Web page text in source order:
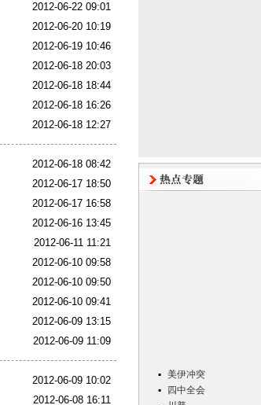
2012-06-22 09:01
2012-06-20 10:19
2012-06-19 10:46
2012-06-18 20:03
2012-06-18 18:44
2012-06-18 16:26
2012-06-18 12:27
2012-06-18 08:42
2012-06-17 18:50
2012-06-17 16:58
2012-06-16 13:45
2012-06-11 11:21
2012-06-10 09:58
2012-06-10 09:50
2012-06-10 09:41
2012-06-09 13:15
2012-06-09 11:09
2012-06-09 10:02
2012-06-08 16:11
美伊冲突
四中全会